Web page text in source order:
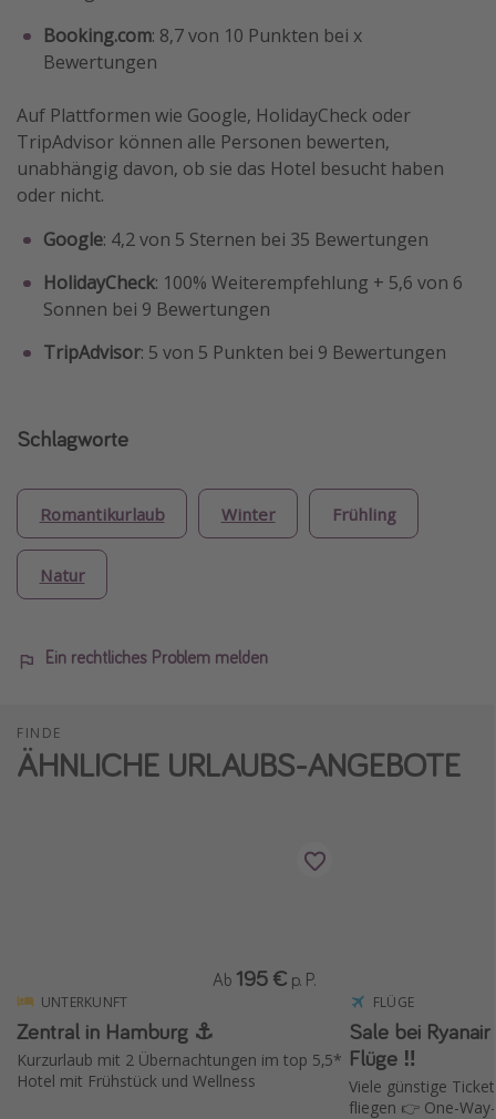
Booking.com: 8,7 von 10 Punkten bei x
Bewertungen
Auf Plattformen wie Google, HolidayCheck oder
TripAdvisor können alle Personen bewerten,
unabhängig davon, ob sie das Hotel besucht haben
oder nicht.
Google: 4,2 von 5 Sternen bei 35 Bewertungen
HolidayCheck: 100% Weiterempfehlung + 5,6 von 6
Sonnen bei 9 Bewertungen
TripAdvisor: 5 von 5 Punkten bei 9 Bewertungen
Schlagworte
Romantikurlaub Winter Frühling
Natur
Ein rechtliches Problem melden
FINDE
ÄHNLICHE URLAUBS-ANGEBOTE
UNTERKUNFT
Zentral in Hamburg ⚓️
Kurzurlaub mit 2 Übernachtungen im top 5,5*
Hotel mit Frühstück und Wellness
Ab 195 € p. P.
FLÜGE
Sale bei Ryanair ✈️ 15 %
Flüge ‼️
Viele günstige
fliegen 👉 One-